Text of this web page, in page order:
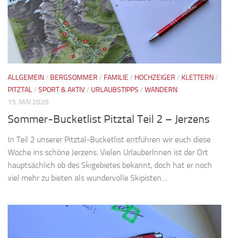
ALLGEMEIN/ BERGSOMMER / FAMILIE / HOCHZEIGER / KLETTERN/
PITZTAL/ SPORT & AKTIV/ URLAUBSTIPPS / WANDERN
15. MAI 2020
Sommer-Bucketlist Pitztal Teil 2 – Jerzens
In Teil 2 unserer Pitztal-Bucketlist entführen wir euch diese
Woche ins schöne Jerzens. Vielen UrlauberInnen ist der Ort
hauptsächlich ob des Skigebietes bekannt, doch hat er noch
viel mehr zu bieten als wundervolle Skipisten....